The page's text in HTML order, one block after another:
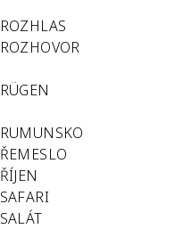
ROZHLAS
ROZHOVOR
RÜGEN
RUMUNSKO
ŘEMESLO
ŘÍJEN
SAFARI
SALÁT